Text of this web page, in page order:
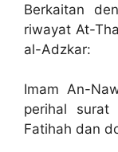
Berkaitan
riwayat At-
al-Adzkar:
Imam An-
perihal
Fatihah dan